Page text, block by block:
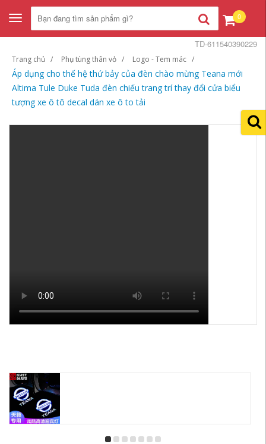
Toggle
navigation
0
Trang chủ Phụ tùng thân vỏ Logo - Tem mác
Áp dụng cho thế hệ thứ bảy của đèn chào mừng Teana mới
Altima Tule Duke Tuda đèn chiếu trang trí thay đổi cửa biểu
tượng xe ô tô decal dán xe ô to tải
TD-611540390229